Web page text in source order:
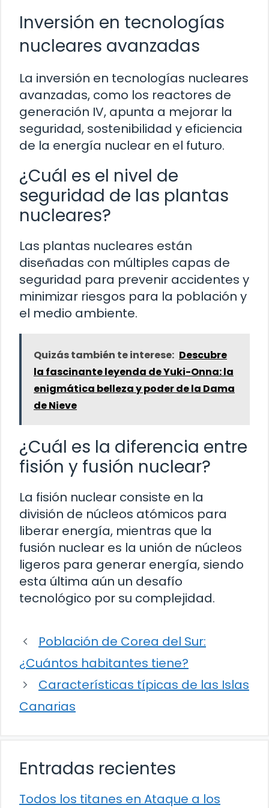
Inversión en tecnologías
nucleares avanzadas
La inversión en tecnologías nucleares
avanzadas, como los reactores de
generación IV, apunta a mejorar la
seguridad, sostenibilidad y eficiencia
de la energía nuclear en el futuro.
¿Cuál es el nivel de
seguridad de las plantas
nucleares?
Las plantas nucleares están
diseñadas con múltiples capas de
seguridad para prevenir accidentes y
minimizar riesgos para la población y
el medio ambiente.
Quizás también te interese: Descubre
la fascinante leyenda de Yuki-Onna: la
enigmática belleza y poder de la Dama
de Nieve
¿Cuál es la diferencia entre
fisión y fusión nuclear?
La fisión nuclear consiste en la
división de núcleos atómicos para
liberar energía, mientras que la
fusión nuclear es la unión de núcleos
ligeros para generar energía, siendo
esta última aún un desafío
tecnológico por su complejidad.
Población de Corea del Sur:
¿Cuántos habitantes tiene?
Características típicas de las Islas
Canarias
Entradas recientes
Todos los titanes en Ataque a los